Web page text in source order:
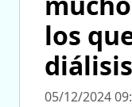
los
05/12/2024